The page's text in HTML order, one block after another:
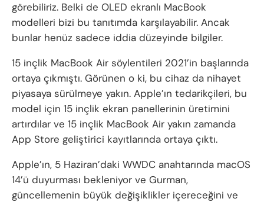
görebiliriz. Belki de OLED ekranlı MacBook
modelleri bizi bu tanıtımda karşılayabilir. Ancak
bunlar henüz sadece iddia düzeyinde bilgiler.
15 inçlik MacBook Air söylentileri 2021’in başlarında
ortaya çıkmıştı. Görünen o ki, bu cihaz da nihayet
piyasaya sürülmeye yakın. Apple’ın tedarikçileri, bu
model için 15 inçlik ekran panellerinin üretimini
artırdılar ve 15 inçlik MacBook Air yakın zamanda
App Store geliştirici kayıtlarında ortaya çıktı.
Apple’ın, 5 Haziran’daki WWDC anahtarında macOS
14’ü duyurması bekleniyor ve Gurman,
güncellemenin büyük değişiklikler içereceğini ve